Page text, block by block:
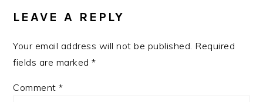
INTERACTIONS
LEAVE A REPLY
Your email address will not be published. Required
fields are marked*
Comment*